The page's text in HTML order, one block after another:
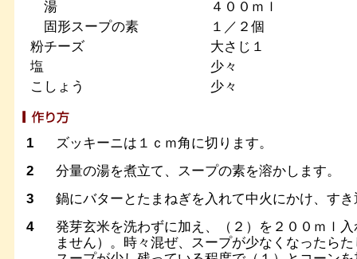
湯
４００ｍｌ
固形スープの素
１／２個
粉チーズ
大さじ１
塩
少々
こしょう
少々
1
ズッキーニは１ｃｍ角に切ります。
2
分量の湯を煮立て、スープの素を溶かします。
3
鍋にバターとたまねぎを入れて中火にかけ、す
4
発芽玄米を洗わずに加え、（２）を２００ｍｌ
ません）。時々混ぜ、スープが少なくなったら